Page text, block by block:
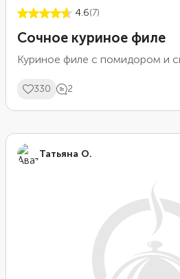
4.6(7)
Сочное куриное филе
Куриное филе с помидором и
330 2
Татьяна О.